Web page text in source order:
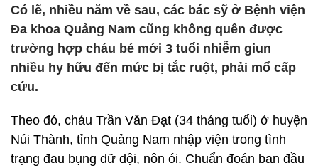
Có lẽ, nhiều năm về sau, các bác sỹ ở Bệnh viện
Đa khoa Quảng Nam cũng không quên được
trường hợp cháu bé mới 3 tuổi nhiễm giun
nhiều hy hữu đến mức bị tắc ruột, phải mổ cấp
cứu.
Theo đó, cháu Trần Văn Đạt (34 tháng tuổi) ở huyện
Núi Thành, tỉnh Quảng Nam nhập viện trong tình
trạng đau bụng dữ dội, nôn ói. Chuẩn đoán ban đầu